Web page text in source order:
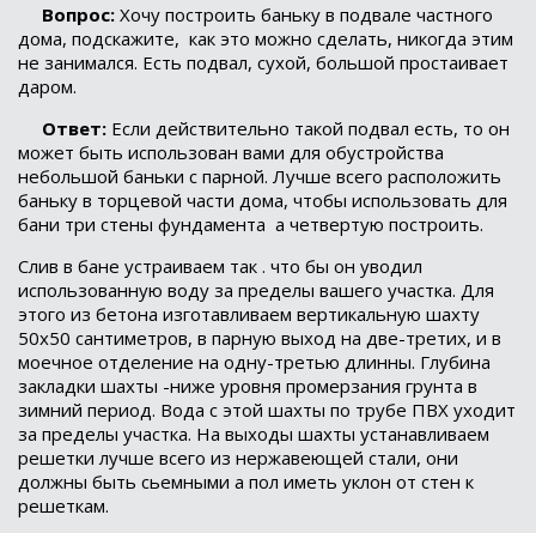
Вопрос: Хочу построить баньку в подвале частного
дома, подскажите, как это можно сделать, никогда этим
не занимался. Есть подвал, сухой, большой простаивает
даром.
Ответ: Если действительно такой подвал есть, то он
может быть использован вами для обустройства
небольшой баньки с парной. Лучше всего расположить
баньку в торцевой части дома, чтобы использовать для
бани три стены фундамента а четвертую построить.
Слив в бане устраиваем так . что бы он уводил
использованную воду за пределы вашего участка. Для
этого из бетона изготавливаем вертикальную шахту
50х50 сантиметров, в парную выход на две-третих, и в
моечное отделение на одну-третью длинны. Глубина
закладки шахты -ниже уровня промерзания грунта в
зимний период. Вода с этой шахты по трубе ПВХ уходит
за пределы участка. На выходы шахты устанавливаем
решетки лучше всего из нержавеющей стали, они
должны быть сьемными а пол иметь уклон от стен к
решеткам.